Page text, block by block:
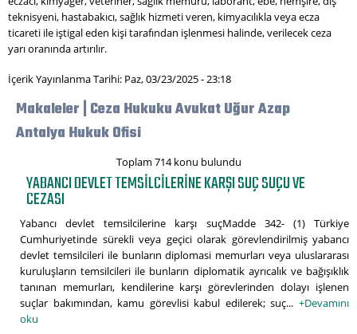
teknisyeni, hastabakıcı, sağlık hizmeti veren, kimyacılıkla veya ecza
ticareti ile iştigal eden kişi tarafından işlenmesi halinde, verilecek ceza
yarı oranında artırılır.
İçerik Yayınlanma Tarihi: Paz, 03/23/2025 - 23:18
Makaleler | Ceza Hukuku Avukat Uğur Azap
Antalya Hukuk Ofisi
Toplam 714 konu bulundu
YABANCI DEVLET TEMSILCILERINE KARŞI SUÇ SUÇU VE
CEZASI
Yabancı devlet temsilcilerine karşı suçMadde 342- (1) Türkiye
Cumhuriyetinde sürekli veya geçici olarak görevlendirilmiş yabancı
devlet temsilcileri ile bunların diplomasi memurları veya uluslararası
kuruluşların temsilcileri ile bunların diplomatik ayrıcalık ve bağışıklık
tanınan memurları, kendilerine karşı görevlerinden dolayı işlenen
suçlar bakımından, kamu görevlisi kabul edilerek; suç... +Devamını
oku